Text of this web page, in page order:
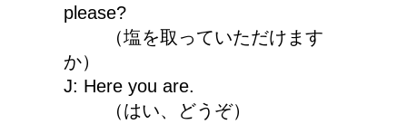
please?
（塩を取っていただけます
か）
J: Here you are.
（はい、どうぞ）